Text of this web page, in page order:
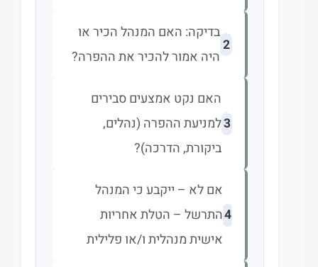
2
בדיקה: האם המנהל הכיר או
היה אמור להכיר את ההפרה?
3
האם נקט אמצעים סבירים
למניעת ההפרה (נהלים,
ביקורת, הדרכה)?
4
אם לא – ייקבע כי המנהל
התרשל – הטלת אחריות
אישית מנהלית ו/או פלילית